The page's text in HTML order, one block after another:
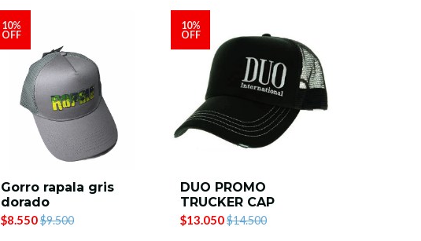
10%
OFF
Gorro rapala gris
dorado
$8.550$9.500
10%
OFF
DUO PROMO
TRUCKER CAP
$13.050$14.500